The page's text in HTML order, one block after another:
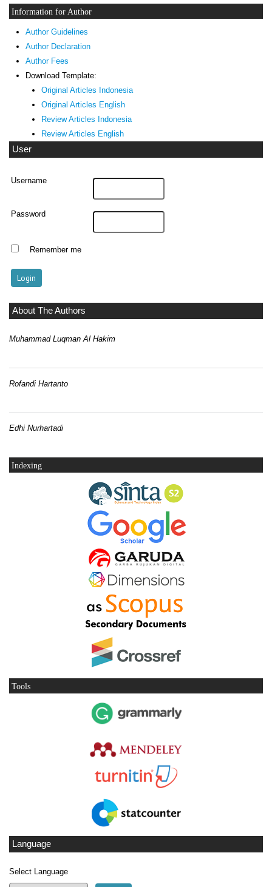
Information for Author
Author Guidelines
Author Declaration
Author Fees
Download Template:
Original Articles Indonesia
Original Articles English
Review Articles Indonesia
Review Articles English
User
Username
Password
Remember me
About The Authors
Muhammad Luqman Al Hakim
Rofandi Hartanto
Edhi Nurhartadi
Indexing
Tools
Language
Select Language